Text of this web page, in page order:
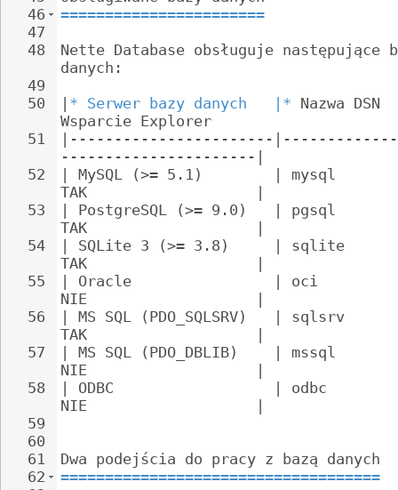
46
47
48
49
50
51
52
53
54
55
56
57
58
59
60
61
62
=======================
Nette Database obsługuje następujące
danych:
* Serwer bazy danych   |* Nazwa
Wsparcie Explorer
|-----------------------
----------------------|
| MySQL (>= 5.1)        | mysql
TAK                   |
| PostgreSQL (>= 9.0)   | pgsql
TAK                   |
| SQLite 3 (>= 3.8)     | sqlite
TAK                   |
| Oracle                | oci
NIE                   |
| MS SQL (PDO_SQLSRV)   | sqlsrv
TAK                   |
| MS SQL (PDO_DBLIB)    | mssql
NIE                   |
| ODBC                  | odbc
NIE                   |
Dwa podejścia do pracy z bazą danych
====================================